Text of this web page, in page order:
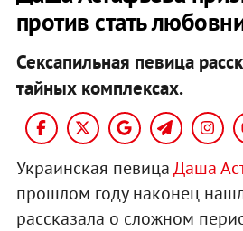
против стать
Сексапильная певица
тайных комплексах.
Украинская певицаДаша
прошлом году наконец
рассказала о сложном